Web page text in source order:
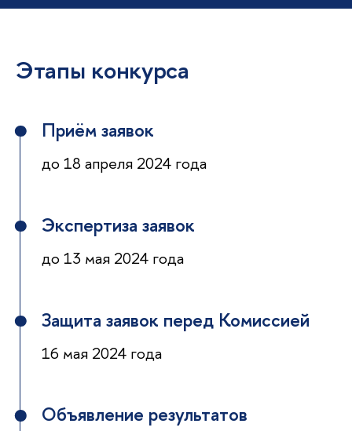
Этапы конкурса
Приём заявок
до 18 апреля 2024 года
Экспертиза заявок
до 13 мая 2024 года
Защита заявок перед Комиссией
16 мая 2024 года
Объявление результатов